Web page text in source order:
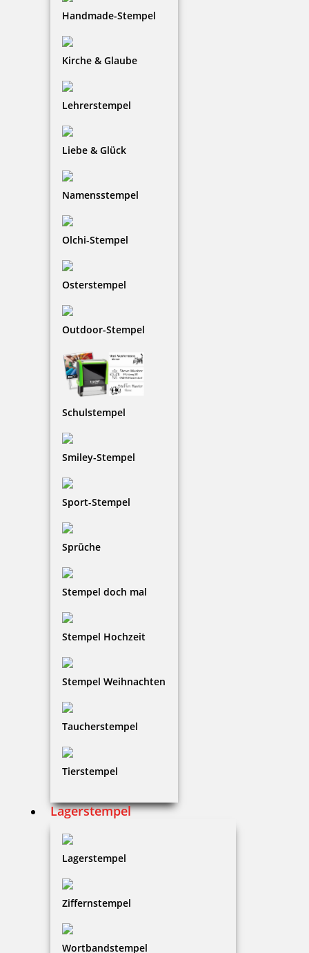
Handmade-Stempel
Kirche & Glaube
Lehrerstempel
Liebe & Glück
Namensstempel
Olchi-Stempel
Osterstempel
Outdoor-Stempel
Schulstempel
Smiley-Stempel
Sport-Stempel
Sprüche
Stempel doch mal
Stempel Hochzeit
Stempel Weihnachten
Taucherstempel
Tierstempel
Lagerstempel
Lagerstempel
Ziffernstempel
Wortbandstempel
Coloris Stempelreiniger 1064 50 ml für Spezialfarbe
Coloris Stempelreiniger 390 50 ml für Metallstempel
7,02 €
Colop Stempelreiniger 100 ml
5,08 €
Der Verdünner 405 eignet sich sehr gut, um
eingetrocknete Stempelkissen wieder aufzufrischen.
Bestellen Sie Verdünner schnell und einfach online.